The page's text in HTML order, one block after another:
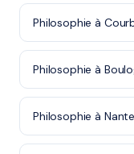
Philosophie à
Philosophie à
Philosophie à